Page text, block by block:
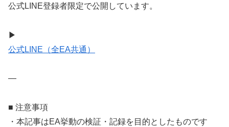
公式LINE登録者限定で公開しています。
▶
公式LINE（全EA共通）
—
■ 注意事項
・本記事はEA挙動の検証・記録を目的としたものです